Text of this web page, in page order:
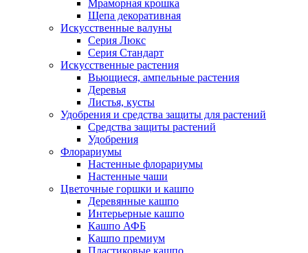
Мраморная крошка
Щепа декоративная
Искусственные валуны
Серия Люкс
Серия Стандарт
Искусственные растения
Вьющиеся, ампельные растения
Деревья
Листья, кусты
Удобрения и средства защиты для растений
Средства защиты растений
Удобрения
Флорариумы
Настенные флорариумы
Настенные чаши
Цветочные горшки и кашпо
Деревянные кашпо
Интерьерные кашпо
Кашпо АФБ
Кашпо премиум